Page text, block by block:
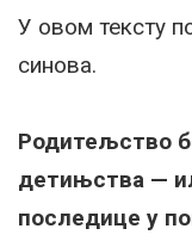
У овом тексту
синова.
Родитељство
детињства —
последице у